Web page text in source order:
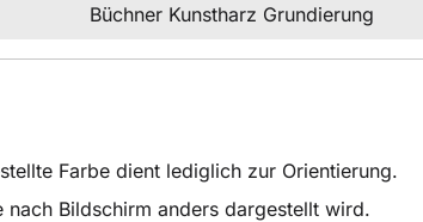
Büchner Kunstharz Grundierung
Farbe dient lediglich zur Orientierung.
nach Bildschirm anders dargestellt wird.